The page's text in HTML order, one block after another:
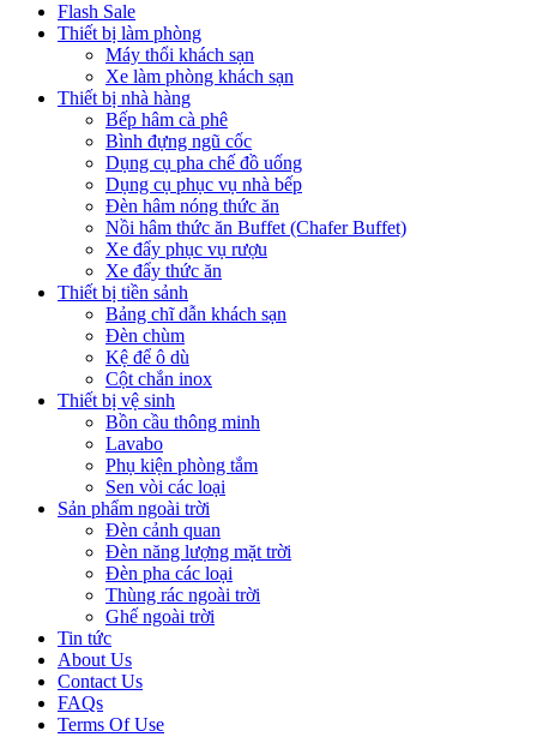
Flash Sale
Thiết bị làm phòng
Máy thổi khách sạn
Xe làm phòng khách sạn
Thiết bị nhà hàng
Bếp hâm cà phê
Bình đựng ngũ cốc
Dụng cụ pha chế đồ uống
Dụng cụ phục vụ nhà bếp
Đèn hâm nóng thức ăn
Nồi hâm thức ăn Buffet (Chafer Buffet)
Xe đẩy phục vụ rượu
Xe đẩy thức ăn
Thiết bị tiền sảnh
Bảng chĩ dẫn khách sạn
Đèn chùm
Kệ để ô dù
Cột chắn inox
Thiết bị vệ sinh
Bồn cầu thông minh
Lavabo
Phụ kiện phòng tắm
Sen vòi các loại
Sản phẩm ngoài trời
Đèn cảnh quan
Đèn năng lượng mặt trời
Đèn pha các loại
Thùng rác ngoài trời
Ghế ngoài trời
Tin tức
About Us
Contact Us
FAQs
Terms Of Use